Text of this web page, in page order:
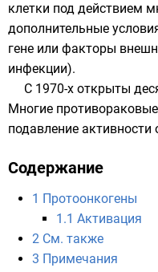
клетки под действием
дополнительные
гене или факторы
инфекции).
С 1970-х открыты
Многие
подавление активности
Содержание
1 Протоонкогены
1.1 Активация
2 См. также
3 Примечания